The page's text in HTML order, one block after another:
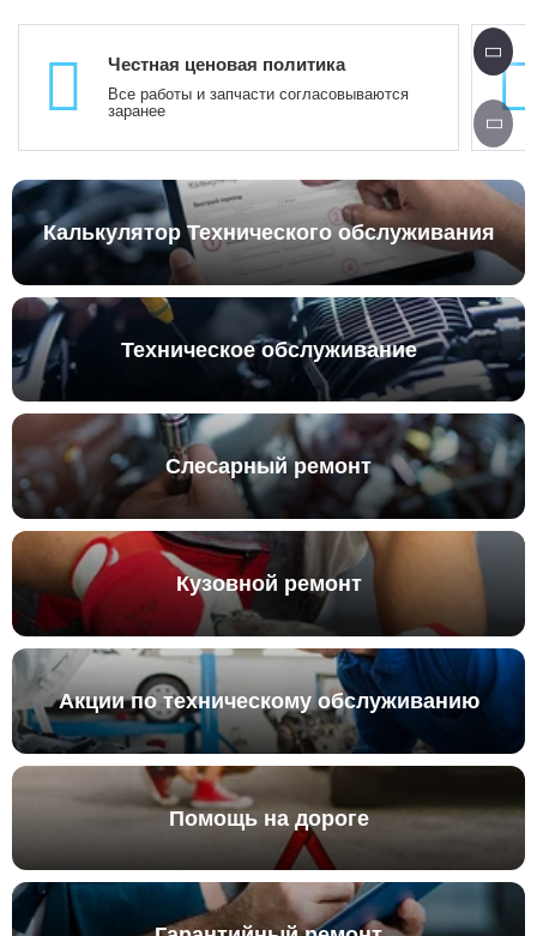
Честная ценовая политика
Все работы и запчасти согласовываются
заранее
Калькулятор Технического обслуживания
Техническое обслуживание
Слесарный ремонт
Кузовной ремонт
Акции по техническому обслуживанию
Помощь на дороге